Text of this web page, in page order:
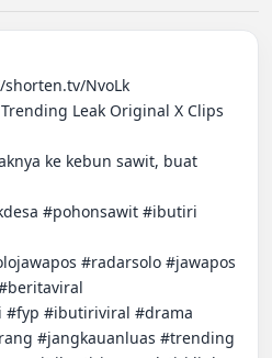
Leak Original X Clips
ke kebun sawit, buat
#pohonsawit #ibutiri
#jangkauanluas #trending